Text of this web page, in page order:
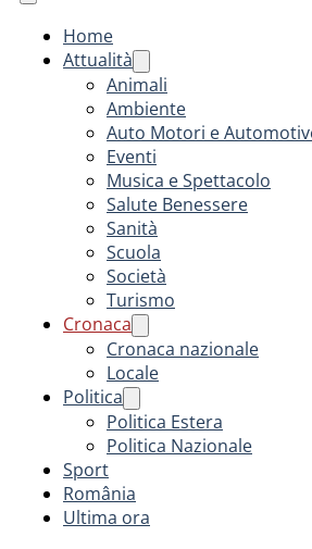
Home
Attualità
Animali
Ambiente
Auto Motori e
Eventi
Musica e Spettacolo
Salute Benessere
Sanità
Scuola
Società
Turismo
Cronaca
Cronaca nazionale
Locale
Politica
Politica Estera
Politica Nazionale
Sport
România
Ultima ora